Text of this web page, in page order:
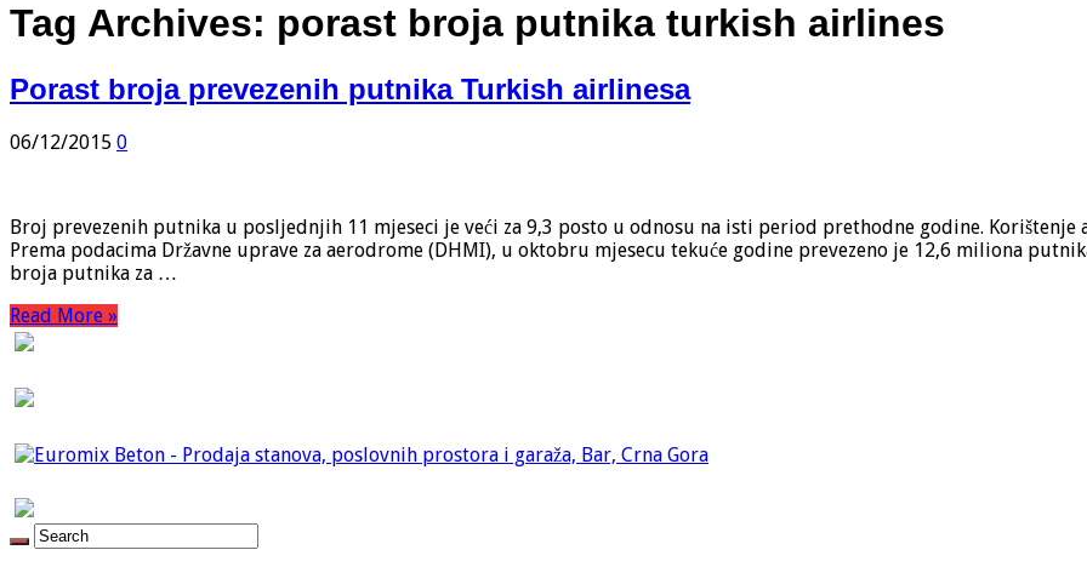
Tag Archives: porast broja putnika turkish airlines
Porast broja prevezenih putnika Turkish airlinesa
06/12/2015 0
Broj prevezenih putnika u posljednjih 11 mjeseci je veći za 9,3 posto u odnosu na isti period prethodne godine. Korištenje
Prema podacima Državne uprave za aerodrome (DHMI), u oktobru mjesecu tekuće godine prevezeno je 12,6 miliona
broja putnika za …
Read More »